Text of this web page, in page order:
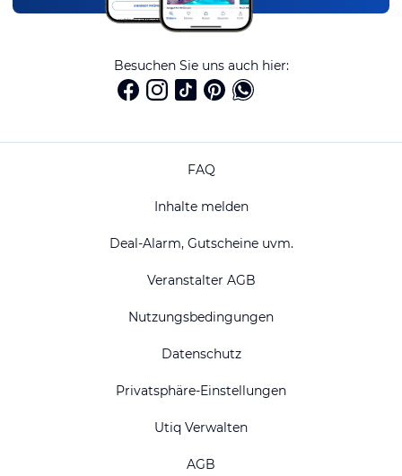
Besuchen Sie uns auch hier:
FAQ
Inhalte melden
Deal-Alarm, Gutscheine uvm.
Veranstalter AGB
Nutzungsbedingungen
Datenschutz
Privatsphäre-Einstellungen
Utiq Verwalten
AGB